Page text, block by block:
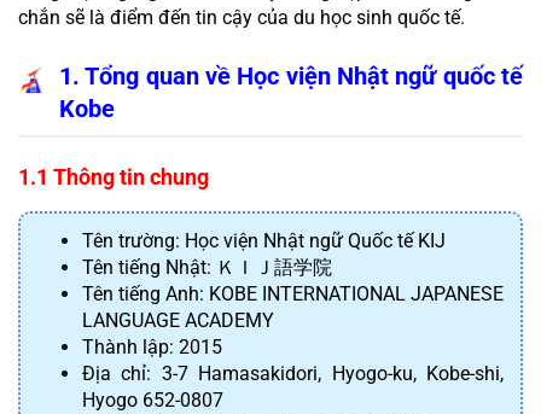
chắn sẽ là điểm đến tin cậy của du học sinh quốc tế.
1. Tổng quan về Học viện Nhật ngữ quốc tế
Kobe
1.1 Thông tin chung
Tên trường: Học viện Nhật ngữ Quốc tế KIJ
Tên tiếng Nhật: ＫＩＪ語学院
Tên tiếng Anh: KOBE INTERNATIONAL JAPANESE
LANGUAGE ACADEMY
Thành lập: 2015
Địa chỉ: 3-7 Hamasakidori, Hyogo-ku, Kobe-shi,
Hyogo 652-0807